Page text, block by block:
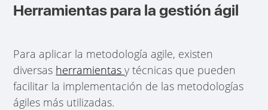
Herramientas para la gestión ágil
Para aplicar la metodología agile, existen
diversas herramientasy técnicas que pueden
facilitar la implementación de las metodologías
ágiles más utilizadas.